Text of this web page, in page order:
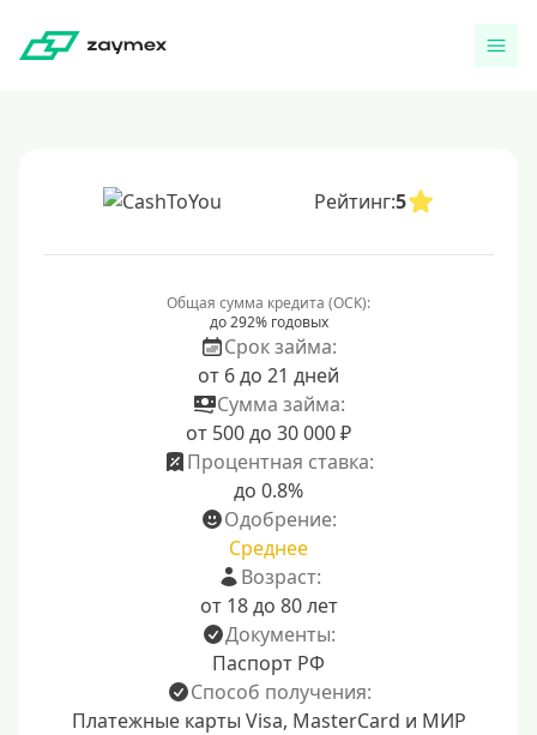
Рейтинг:5
Общая сумма кредита (ОСК):
до 292% годовых
Срок займа:
от 6 до 21 дней
Сумма займа:
от 500 до 30 000 ₽
Процентная ставка:
до 0.8%
Одобрение:
Среднее
Возраст:
от 18 до 80 лет
Документы:
Паспорт РФ
Способ получения:
Платежные карты Visa, MasterCard и МИР